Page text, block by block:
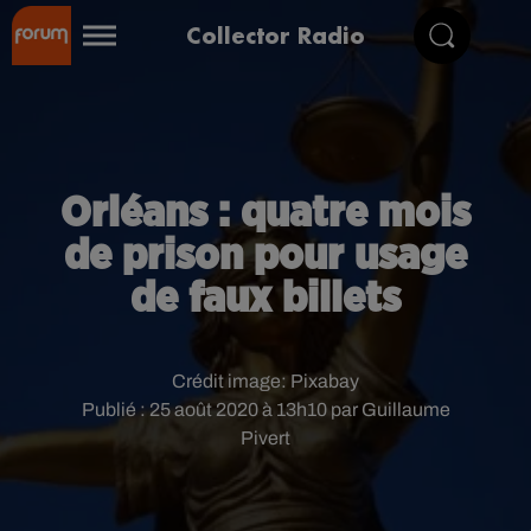
Collector Radio
Orléans : quatre mois
de prison pour usage
de faux billets
Publié : 25 août 2020 à 13h10 par Guillaume
Pivert
Crédit image: Pixabay